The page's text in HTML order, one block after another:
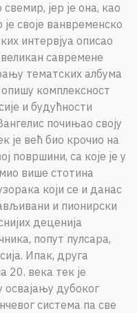
јер је она, као
своје ванвременско
интервјуа описао
савремене
тематских албума
комплексност
и будућности
почињао своју
је већ био крочио на
површини, са које је у
више стотина
који се и данас
и пионирски
деценија
попут пулсара,
Ипак, друга
20. века тек је
освајању дубоког
система па све